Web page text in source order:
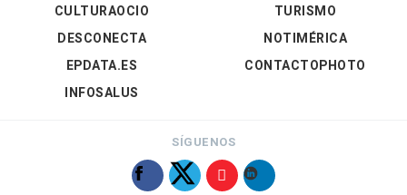
CULTURAOCIO
DESCONECTA
EPDATA.ES
INFOSALUS
TURISMO
NOTIMÉRICA
CONTACTOPHOTO
SÍGUENOS